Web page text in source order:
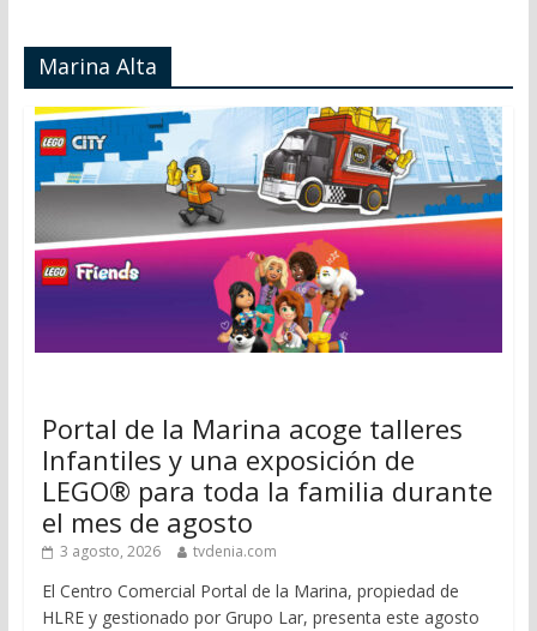
Marina Alta
Portal de la Marina acoge talleres
Infantiles y una exposición de
LEGO® para toda la familia durante
el mes de agosto
3 agosto, 2026 tvdenia.com
El Centro Comercial Portal de la Marina, propiedad de
HLRE y gestionado por Grupo Lar, presenta este agosto